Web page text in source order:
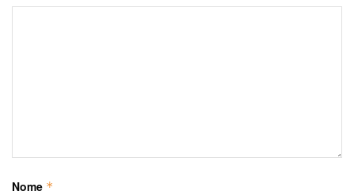
Nome *